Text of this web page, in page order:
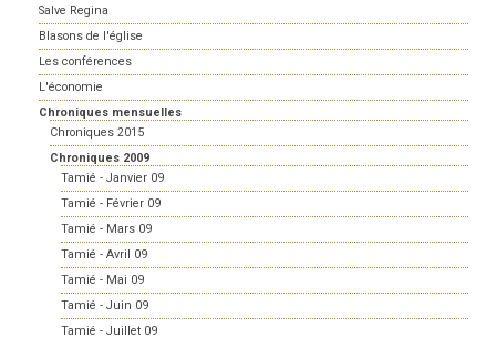
Salve Regina
Blasons de l'église
Les conférences
L'économie
Chroniques mensuelles
Chroniques 2015
Chroniques 2009
Tamié - Janvier 09
Tamié - Février 09
Tamié - Mars 09
Tamié - Avril 09
Tamié - Mai 09
Tamié - Juin 09
Tamié - Juillet 09